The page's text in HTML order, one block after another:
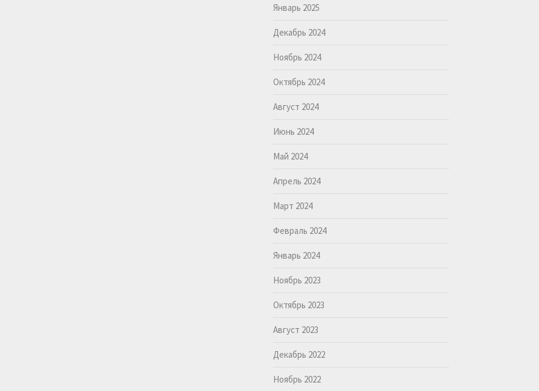
Январь 2025
Декабрь 2024
Ноябрь 2024
Октябрь 2024
Август 2024
Июнь 2024
Май 2024
Апрель 2024
Март 2024
Февраль 2024
Январь 2024
Ноябрь 2023
Октябрь 2023
Август 2023
Декабрь 2022
Ноябрь 2022